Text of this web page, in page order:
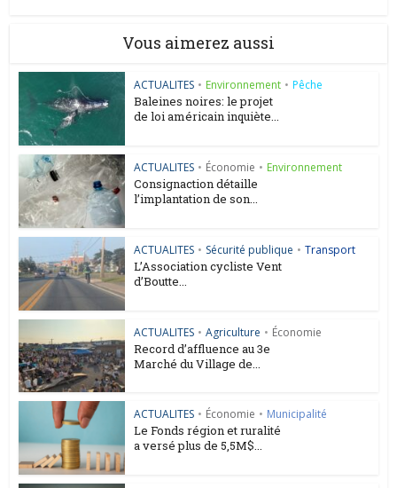
Vous aimerez aussi
ACTUALITES • Environnement • Pêche
Baleines noires: le projet
de loi américain inquiète...
ACTUALITES • Économie • Environnement
Consignaction détaille
l’implantation de son...
ACTUALITES • Sécurité publique • Transport
L’Association cycliste Vent
d’Boutte...
ACTUALITES • Agriculture • Économie
Record d’affluence au 3e
Marché du Village de...
ACTUALITES • Économie • Municipalité
Le Fonds région et ruralité
a versé plus de 5,5M$...